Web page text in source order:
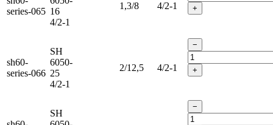
series-065 16
4/2-1
1,3/8 4/2-1 +
sh60-
series-066
SH
6050-
25
4/2-1
2/12,5 4/2-1
−
+
SH
−